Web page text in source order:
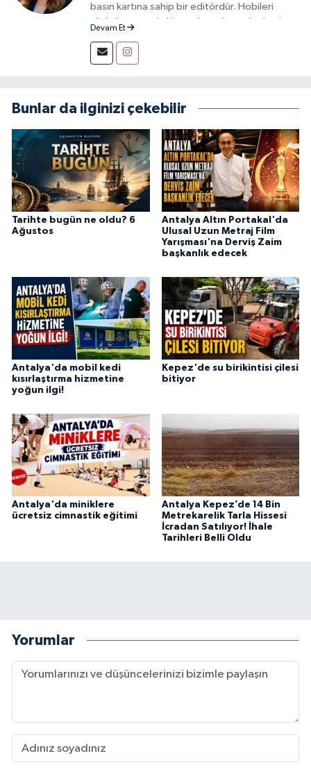
basın kartına sahip bir editördür. Hobileri
yürüyüş yapmak, kitap okumak ve gündemi
Devam Et
Bunlar da ilginizi çekebilir
Tarihte bugün ne oldu? 6
Ağustos
Antalya Altın Portakal'da
Ulusal Uzun Metraj Film
Yarışması'na Derviş Zaim
başkanlık edecek
Antalya'da mobil kedi
kısırlaştırma hizmetine
yoğun ilgi!
Kepez'de su birikintisi çilesi
bitiyor
Antalya'da miniklere
ücretsiz cimnastik eğitimi
Antalya Kepez’de 14 Bin
Metrekarelik Tarla Hissesi
İcradan Satılıyor! İhale
Tarihleri Belli Oldu
Yorumlar